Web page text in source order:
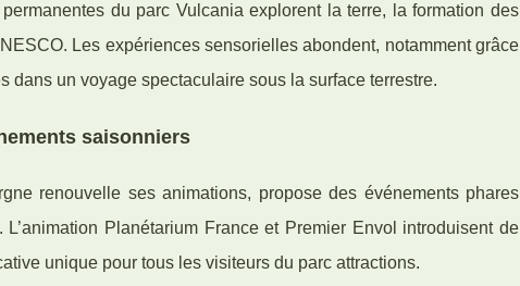
du parc Vulcania explorent la terre, la formation des
Les expériences sensorielles abondent, notamment grâce
dans un voyage spectaculaire sous la surface terrestre.
saisonniers
renouvelle ses animations, propose des événements phares
Planétarium France et Premier Envol introduisent de
unique pour tous les visiteurs du parc attractions.